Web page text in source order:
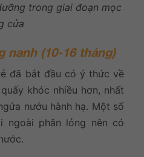
trong giai đoạn mọc
cửa
nanh (10-16 tháng)
đã bắt đầu có ý thức về
khóc nhiều hơn, nhất
nướu hành hạ. Một số
phân lỏng nên có